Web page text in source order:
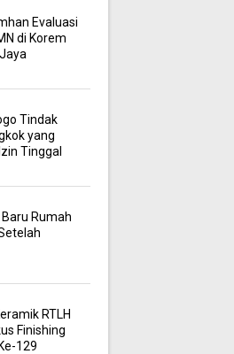
Evaluasi
di Korem
Tindak
yang
Tinggal
Rumah
RTLH
Finishing
129